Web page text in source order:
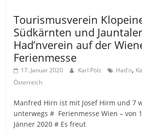
Tourismusverein
Südkärnten und Jauntaler
Had’nverein auf der
Ferienmesse
17. Januar 2020 Karl Pölz Had'n,
Österreich
Manfred Hirn ist mit Josef Hirm und 7
unterwegs # Ferienmesse Wien – von
Jänner 2020 # Es freut